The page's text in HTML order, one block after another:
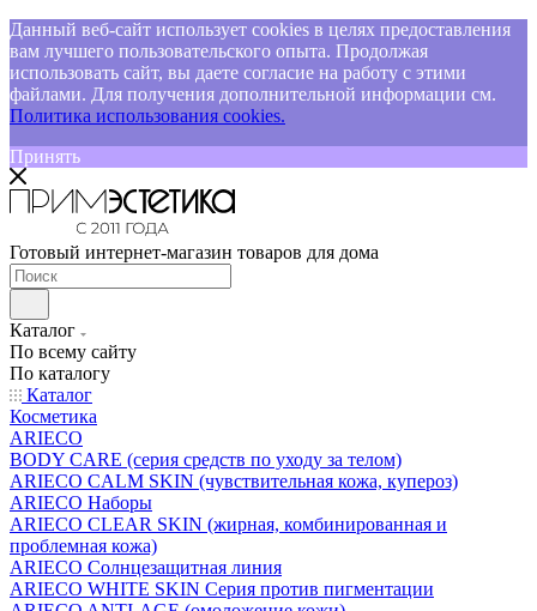
Данный веб-сайт использует cookies в целях предоставления
вам лучшего пользовательского опыта. Продолжая
использовать сайт, вы даете согласие на работу с этими
файлами. Для получения дополнительной информации см.
Политика использования cookies.
Принять
Готовый интернет-магазин товаров для дома
Каталог
По всему сайту
По каталогу
Каталог
Косметика
ARIECO
BODY CARE (серия средств по уходу за телом)
ARIECO CALM SKIN (чувствительная кожа, купероз)
ARIECO Наборы
ARIECO CLEAR SKIN (жирная, комбинированная и
проблемная кожа)
ARIECO Солнцезащитная линия
ARIECO WHITE SKIN Серия против пигментации